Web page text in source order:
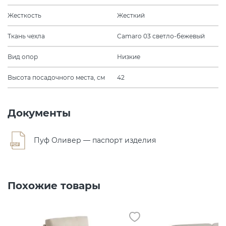
Жесткость Жесткий
Ткань чехла Camaro 03 светло-бежевый
Вид опор Низкие
Высота посадочного места, см 42
Документы
Пуф Оливер — паспорт изделия
Похожие товары